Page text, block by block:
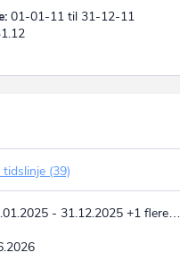
01-01-11 til 31-12-11
tidslinje (39)
- 31.12.2025 +1 flere…